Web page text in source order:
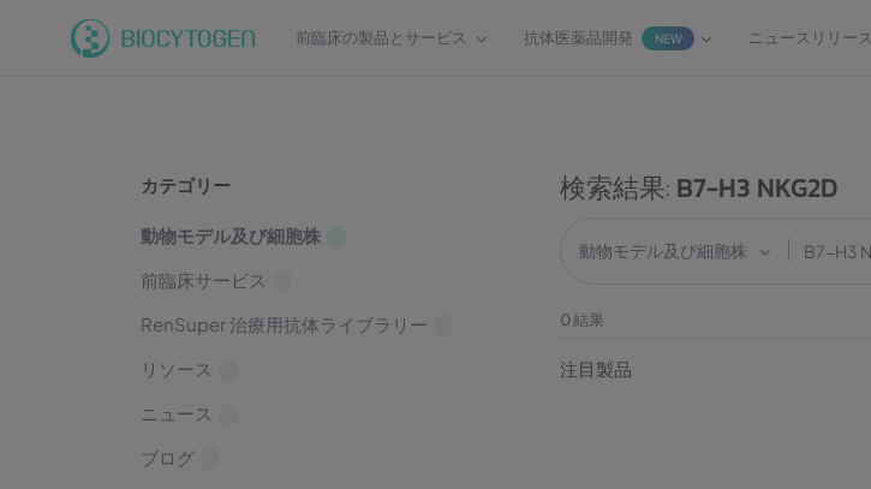
前臨床の製品とサービス 抗体医薬品開発 NEW ニュースリリース
カテゴリー
動物モデル及び細胞株
前臨床サービス
RenSuper 治療用抗体ライブラリー
リソース
ニュース
ブログ
検索結果: B7-H3 NKG2D
動物モデル及び細胞株
0結果
注目製品